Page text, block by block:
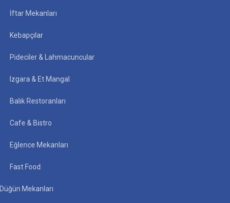
İftar Mekanları
Kebapçılar
Pideciler & Lahmacuncular
Izgara & Et Mangal
Balık Restoranları
Cafe & Bistro
Eğlence Mekanları
Fast Food
Düğün Mekanları